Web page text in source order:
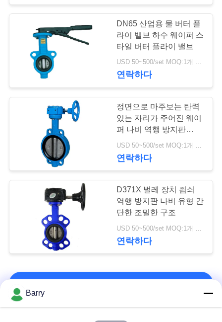
디지털 방식으로 벨
브 Positioner
렉스로스 솔레노이
드 밸브
14
텐드 리미트 스위치
15
DN65 산업용 물 버터 플
라이 밸브 하수 웨이퍼 스
타일 버터 플라이 밸브
USD 50~500/set MOQ:1개 세트
연락하다
정면으로 마주보는 탄력
있는 자리가 주어진 웨이
퍼 나비 역행 방지판
EN558-1 시리즈
연락하다
D371X 벌레 장치 죔쇠
역행 방지판 나비 유형 간
단한 조밀한 구조
연락하다
Barry